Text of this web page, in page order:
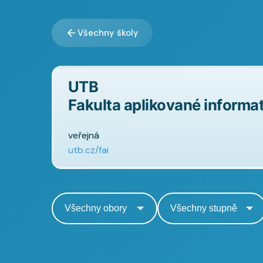
Všechny školy
UTB
Fakulta aplikované
veřejná
utb.cz/fai